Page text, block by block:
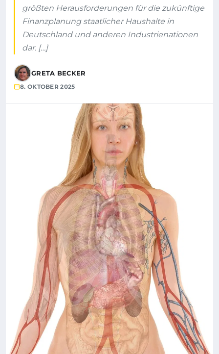
größten Herausforderungen für die zukünftige
Finanzplanung staatlicher Haushalte in
Deutschland und anderen Industrienationen
dar. […]
GRETA BECKER
8. OKTOBER 2025